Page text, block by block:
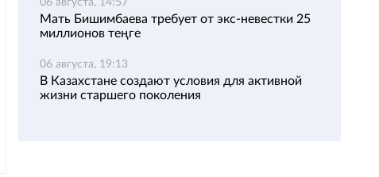
06 августа, 14:57
Мать Бишимбаева требует от экс-невестки 25
миллионов теңге
06 августа, 19:13
В Казахстане создают условия для активной
жизни старшего поколения